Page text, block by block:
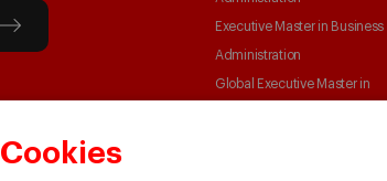
Cookies
Executive Master in Business
Administration
Global Executive Master in